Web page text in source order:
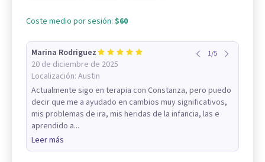
Coste medio por sesión: $60
Marina Rodriguez
20 de diciembre de 2025
Localización: Austin
1/5
Actualmente sigo en terapia con Constanza, pero puedo
decir que me a ayudado en cambios muy significativos,
mis problemas de ira, mis heridas de la infancia, las e
aprendido a...
Leer más